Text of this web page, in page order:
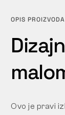
OPIS PROIZVODA
Ovo je pravi